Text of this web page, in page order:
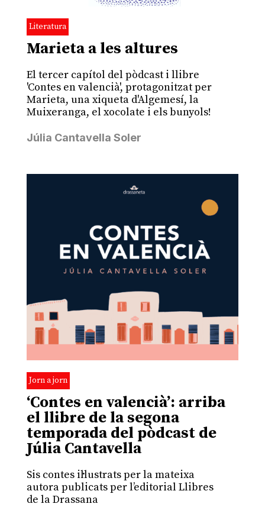
Literatura
Marieta a les altures
El tercer capítol del pòdcast i llibre
'Contes en valencià', protagonitzat per
Marieta, una xiqueta d'Algemesí, la
Muixeranga, el xocolate i els bunyols!
Júlia Cantavella Soler
Jorn a jorn
‘Contes en valencià’: arriba
el llibre de la segona
temporada del pòdcast de
Júlia Cantavella
Sis contes il·lustrats per la mateixa
autora publicats per l’editorial Llibres
de la Drassana